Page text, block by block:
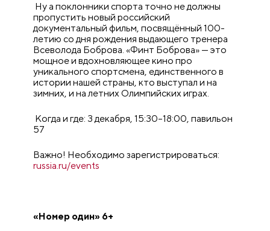
Ну а поклонники спорта точно не должны
пропустить новый российский
документальный фильм, посвящённый 100-
летию со дня рождения выдающего тренера
Всеволода Боброва. «Финт Боброва» — это
мощное и вдохновляющее кино про
уникального спортсмена, единственного в
истории нашей страны, кто выступал и на
зимних, и на летних Олимпийских играх.
Когда и где: 3 декабря, 15:30–18:00, павильон
57
Важно! Необходимо зарегистрироваться:
russia.ru/events
«Номер один» 6+